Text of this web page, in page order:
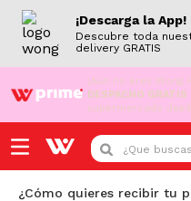
¡Descarga la App!
Descubre toda
delivery GRATIS
¡Aún no eres Wong
DESPACHO GRATIS
supermercado
¿Que buscas
¿Cómo quieres recibir tu
Cargando comentarios...